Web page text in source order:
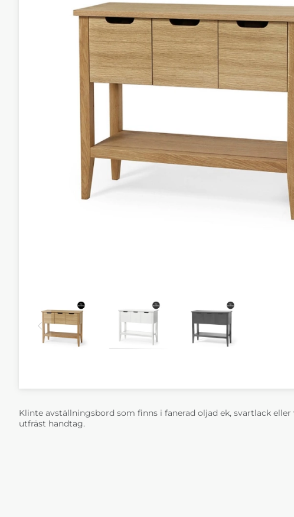
Klinte avställningsbord som finns i fanerad oljad ek, svartlack
utfräst handtag.